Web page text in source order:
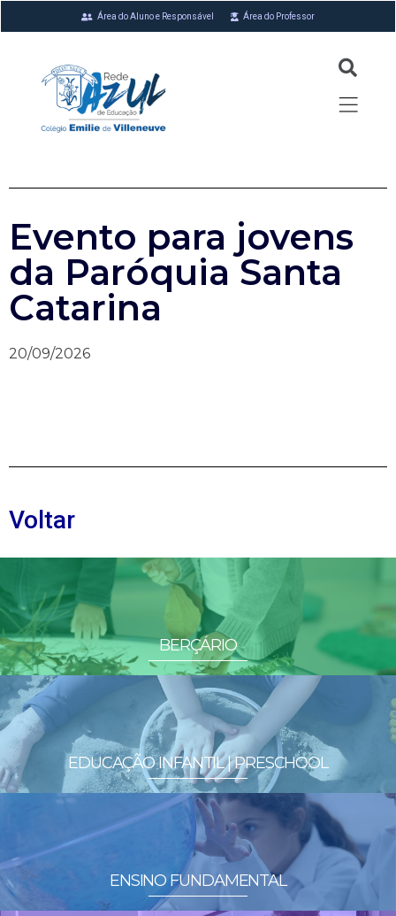
Área do Aluno e Responsável Área do Professor
Evento para jovens
da Paróquia Santa
Catarina
20/09/2026
Voltar
BERÇÁRIO
EDUCAÇÃO INFANTIL | PRESCHOOL
ENSINO FUNDAMENTAL